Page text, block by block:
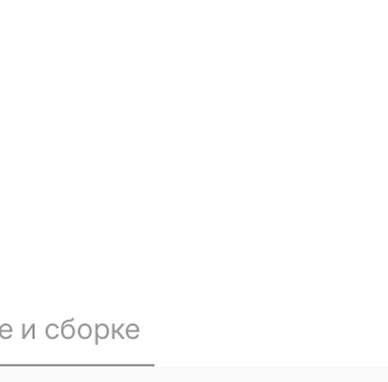
и сборке